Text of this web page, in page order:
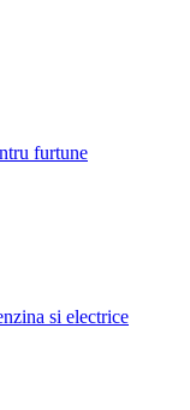
furtune
si electrice